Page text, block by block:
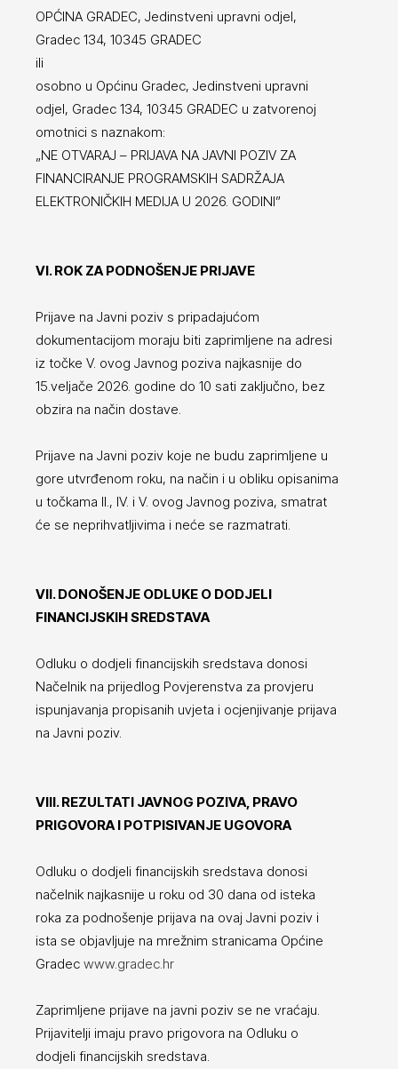
OPĆINA GRADEC, Jedinstveni upravni odjel,
Gradec 134, 10345 GRADEC
ili
osobno u Općinu Gradec, Jedinstveni upravni
odjel, Gradec 134, 10345 GRADEC u zatvorenoj
omotnici s naznakom:
„NE OTVARAJ – PRIJAVA NA JAVNI POZIV ZA
FINANCIRANJE PROGRAMSKIH SADRŽAJA
ELEKTRONIČKIH MEDIJA U 2026. GODINI”
VI. ROK ZA PODNOŠENJE PRIJAVE
Prijave na Javni poziv s pripadajućom
dokumentacijom moraju biti zaprimljene na adresi
iz točke V. ovog Javnog poziva najkasnije do
15.veljače 2026. godine do 10 sati zaključno, bez
obzira na način dostave.
Prijave na Javni poziv koje ne budu zaprimljene u
gore utvrđenom roku, na način i u obliku opisanima
u točkama II., IV. i V. ovog Javnog poziva, smatrat
će se neprihvatljivima i neće se razmatrati.
VII. DONOŠENJE ODLUKE O DODJELI
FINANCIJSKIH SREDSTAVA
Odluku o dodjeli financijskih sredstava donosi
Načelnik na prijedlog Povjerenstva za provjeru
ispunjavanja propisanih uvjeta i ocjenjivanje prijava
na Javni poziv.
VIII. REZULTATI JAVNOG POZIVA, PRAVO
PRIGOVORA I POTPISIVANJE UGOVORA
Odluku o dodjeli financijskih sredstava donosi
načelnik najkasnije u roku od 30 dana od isteka
roka za podnošenje prijava na ovaj Javni poziv i
ista se objavljuje na mrežnim stranicama Općine
Gradec www.gradec.hr
Zaprimljene prijave na javni poziv se ne vraćaju.
Prijavitelji imaju pravo prigovora na Odluku o
dodjeli financijskih sredstava.